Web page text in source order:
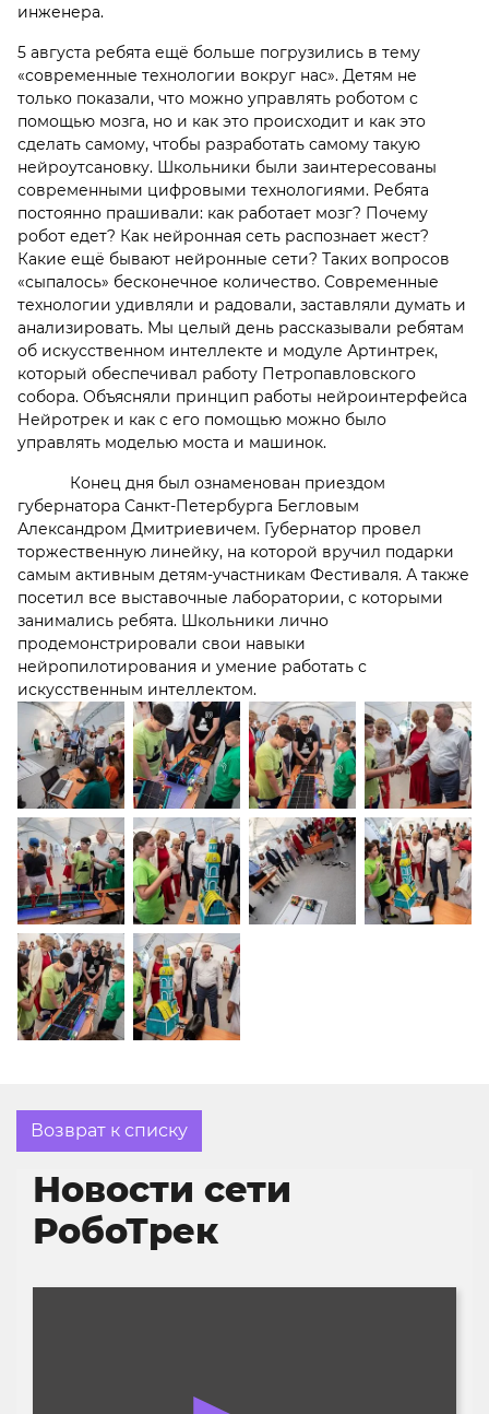
инженера.
5 августа ребята ещё больше погрузились в тему
«современные технологии вокруг нас». Детям не
только показали, что можно управлять роботом с
помощью мозга, но и как это происходит и как это
сделать самому, чтобы разработать самому такую
нейроутсановку. Школьники были заинтересованы
современными цифровыми технологиями. Ребята
постоянно прашивали: как работает мозг? Почему
робот едет? Как нейронная сеть распознает жест?
Какие ещё бывают нейронные сети? Таких вопросов
«сыпалось» бесконечное количество. Современные
технологии удивляли и радовали, заставляли думать и
анализировать. Мы целый день рассказывали ребятам
об искусственном интеллекте и модуле Артинтрек,
который обеспечивал работу Петропавловского
собора. Объясняли принцип работы нейроинтерфейса
Нейротрек и как с его помощью можно было
управлять моделью моста и машинок.
Конец дня был ознаменован приездом
губернатора Санкт-Петербурга Бегловым
Александром Дмитриевичем. Губернатор провел
торжественную линейку, на которой вручил подарки
самым активным детям-участникам Фестиваля. А также
посетил все выставочные лаборатории, с которыми
занимались ребята. Школьники лично
продемонстрировали свои навыки
нейропилотирования и умение работать с
искусственным интеллектом.
Возврат к списку
Новости сети
РобоТрек